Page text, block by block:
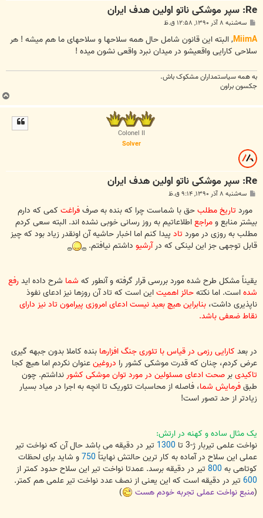
Re: سپر موشکی ناتو اولین هدف ایران
پ
ت
سه‌شنبه ۸ آذر ۱۳۹۰, ۱۲:۵۸ ق.ظ
MiimA, البته این قانون شامل حال همه سلاحها و سلاحهای ما هم میشه ! هر
سلاحی کارایی واقعیشو در میدان نبرد واقعی نشون میده !
به همه سياستمداران مشکوک باش.
جکسون براون
ب
ا
Colonel II
Solver
Re: سپر موشکی ناتو اولین هدف ایران
پ
ت
سه‌شنبه ۸ آذر ۱۳۹۰, ۹:۱۴ ق.ظ
مورد تاریخ مطلبحق با شماست چرا که بنده به صرففراغت کمی که دارم
بیشتر منابع ومراجعاطلاعاتیم به روز رسانی خوبی نشده اند. البته سعی کردم
مطلب به روزی در مورد تاد پیدا کنم اما اخبار حاشیه آن اونقدر زیاد بود که چیز
قابل توجهی جز این لینکی که درآرشیو داشتم نیافتم.
یقیناً مشکل طرح شده مورد بررسی قرار گرفته و آنطور که شما شرح داده ایدرفع
شدهاست. اما نکتهحائز اهمیتاین است که تاد آن روزها نیز ادعای نفوذ
ناپذیری داشت، بنابراین هیچ بعید نیست ادعای امروزی پیرامون تاد نیز دارای
نقاط ضعفی باشد.
در بعد کارایی رزمی در قیاس با تئوری جنگ افزارهابنده کاملا بدون جبهه گیری
عرض کردم، چنان که قدرت موشکی کشور را دروغینعنوان نکردم اما هیچ کجا
تاکیدیبرصحت ادعای مسئولین در مورد توان موشکی کشورنداشتم. چون
طبقفرمایش شما، فاصله از محاسبات تئوریک تا انچه به اجرا در میاد بسیار
زیادتر از حد تصور است!
یک مثال ساده و کهنه در ارتش:
نواخت علمی تیربار ژ-3 تا
1300 تیر در دقیقه می باشد حال آن که نواخت تیر
عملی این سلاح در آماده به کار ترین حالتش نهایتاً 750 و شاید برای لحظات
کوتاهی به 800 تیر در دقیقه برسد. عمدتا نواخت تیر این سلاح حدود کمتر از
600 تیر در دقیقه است که این یعنی از نصف عدد نواخت تیر علمی هم کمتر.
منبع نواخت عملی تجربه خودم هست )